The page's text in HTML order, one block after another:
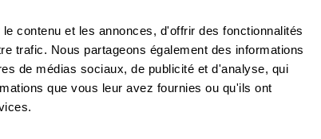
contenu et les annonces, d'offrir des fonctionnalités
trafic. Nous partageons également des informations
de médias sociaux, de publicité et d'analyse, qui
que vous leur avez fournies ou qu'ils ont
Intéressé par